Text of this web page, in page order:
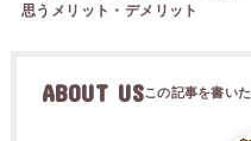
思うメリット・デメリット
ABOUT US